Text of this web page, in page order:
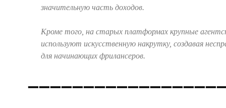
значительную часть доходов.
Кроме того, на старых платформах крупные
используют искусственную накрутку, создавая
для начинающих фрилансеров.